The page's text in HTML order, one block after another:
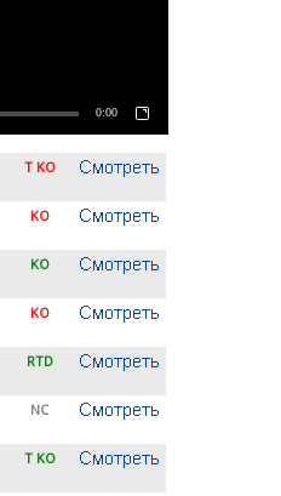
0:00
T KO
KO
KO
KO
RTD
NC
T KO